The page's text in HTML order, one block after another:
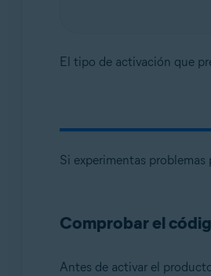
El tipo de activación que
Si experimentas
Comprobar el
Antes de activar el